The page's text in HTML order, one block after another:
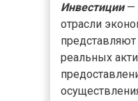
Инвестиции—
отрасли
реальных